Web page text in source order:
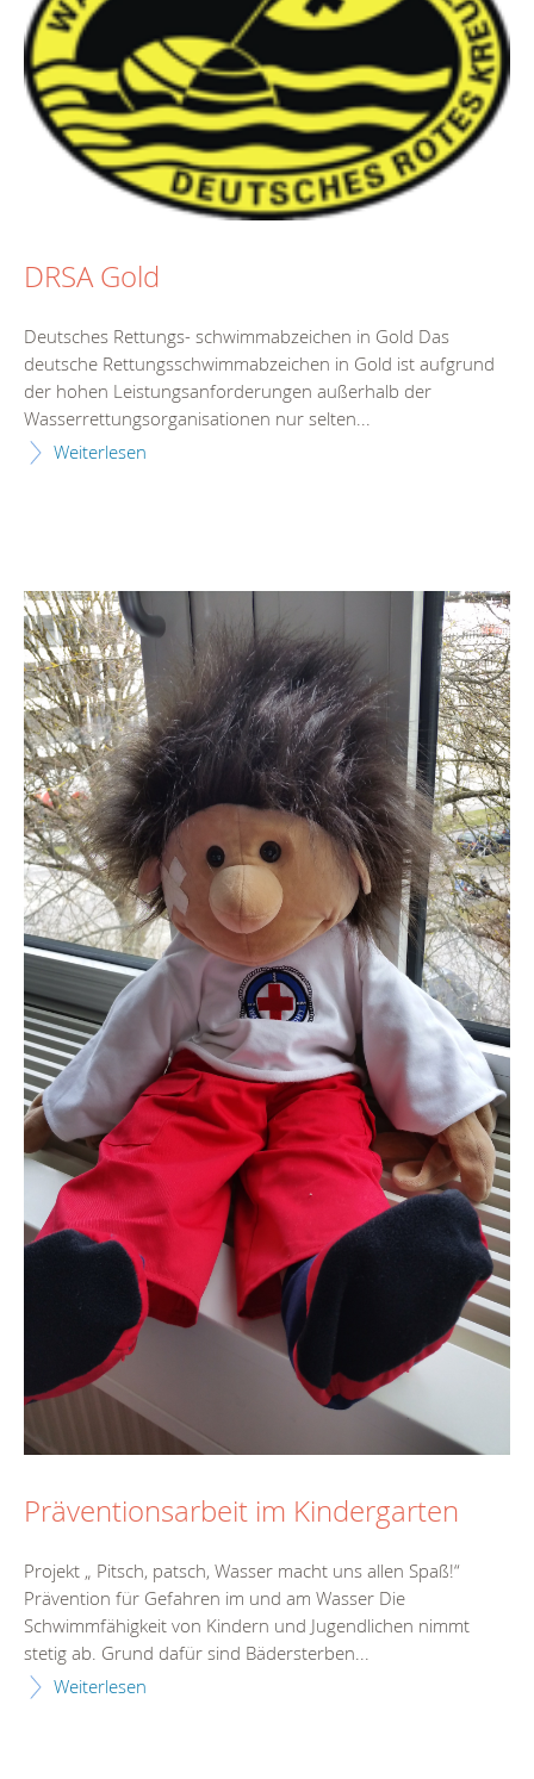
DRSA Gold
Deutsches Rettungs- schwimmabzeichen in Gold Das
deutsche Rettungsschwimmabzeichen in Gold ist aufgrund
der hohen Leistungsanforderungen außerhalb der
Wasserrettungsorganisationen nur selten...
Weiterlesen
Präventionsarbeit im Kindergarten
Projekt „ Pitsch, patsch, Wasser macht uns allen Spaß!“
Prävention für Gefahren im und am Wasser Die
Schwimmfähigkeit von Kindern und Jugendlichen nimmt
stetig ab. Grund dafür sind Bädersterben...
Weiterlesen